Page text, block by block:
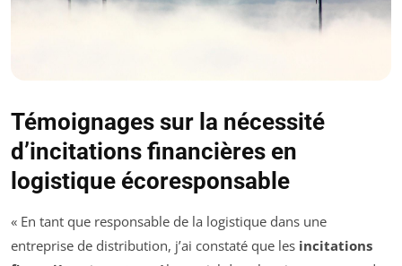
Témoignages sur la nécessité
d’incitations financières en
logistique écoresponsable
« En tant que responsable de la logistique dans une
entreprise de distribution, j’ai constaté que les incitations